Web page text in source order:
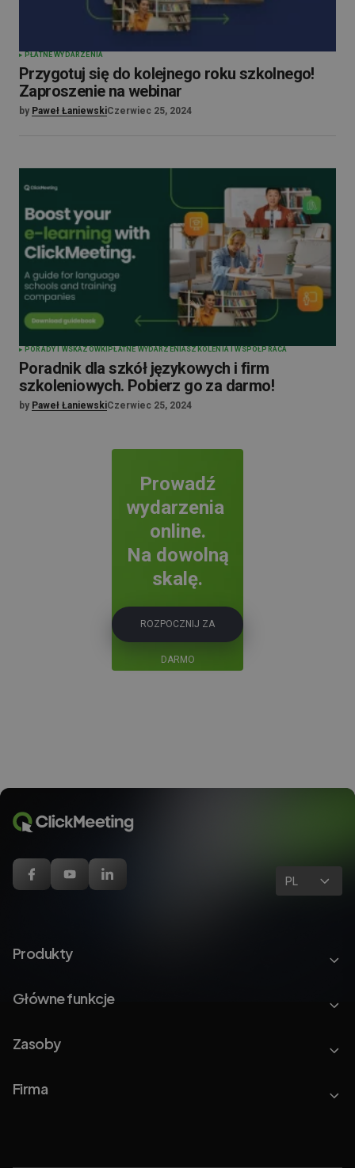
PŁATNE WYDARZENIA
Przygotuj się do kolejnego roku szkolnego!
Zaproszenie na webinar
by Paweł ŁaniewskiCzerwiec 25, 2024
PORADY I WSKAZÓWKI PŁATNE WYDARZENIASZKOLENIA I WSPÓŁPRACA
Poradnik dla szkół językowych i firm
szkoleniowych. Pobierz go za darmo!
by Paweł ŁaniewskiCzerwiec 25, 2024
Prowadź
wydarzenia
online.
Na dowolną
skalę.
ROZPOCZNIJ ZA
DARMO
PL
Produkty
Główne funkcje
Zasoby
Firma